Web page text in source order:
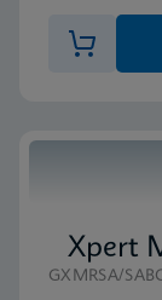
Xpert
GXMRSA/